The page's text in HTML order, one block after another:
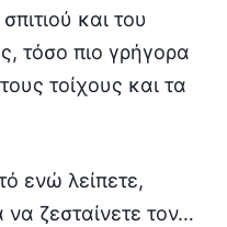
και του
τόσο πιο γρήγορα
τοίχους και τα
ενώ λείπετε,
να ζεσταίνετε τον…